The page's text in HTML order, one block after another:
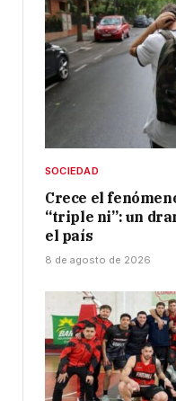
SOCIEDAD
Crece el
“triple ni”: un
el país
8 de agosto de 2026